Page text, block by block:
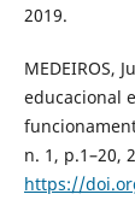
2019.
MEDEIROS,
educacional
n. 1, p.1–20,
https://